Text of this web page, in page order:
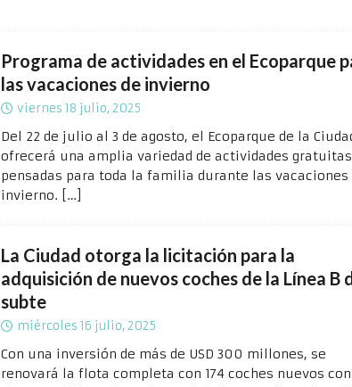
Programa de actividades en el Ecoparque
las vacaciones de invierno
viernes 18 julio, 2025
Del 22 de julio al 3 de agosto, el Ecoparque de la
ofrecerá una amplia variedad de actividades gratuitas
pensadas para toda la familia durante las vacaciones
invierno.
[…]
La Ciudad otorga la licitación para la
adquisición de nuevos coches de la Línea B
subte
miércoles 16 julio, 2025
Con una inversión de más de USD 300 millones, se
renovará la flota completa con 174 coches nuevos con